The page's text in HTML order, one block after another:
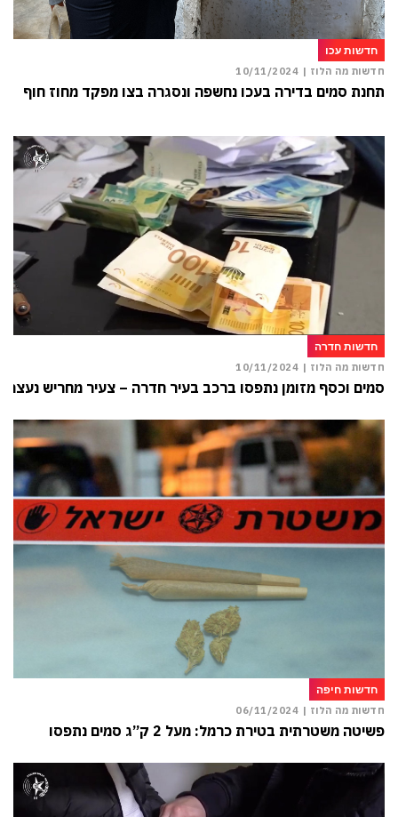
חדשות עכו
חדשות מה הלוז | 10/11/2024
תחנת סמים בדירה בעכו נחשפה ונסגרה בצו מפקד מחוז חוף
חדשות חדרה
חדשות מה הלוז | 10/11/2024
סמים וכסף מזומן נתפסו ברכב בעיר חדרה – צעיר מחריש נעצר
חדשות חיפה
חדשות מה הלוז | 06/11/2024
פשיטה משטרתית בטירת כרמל: מעל 2 ק”ג סמים נתפסו